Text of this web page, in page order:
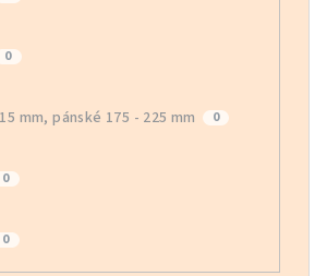
0
mm, pánské 175 - 225 mm 0
0
0